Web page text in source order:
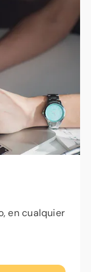
en cualquier